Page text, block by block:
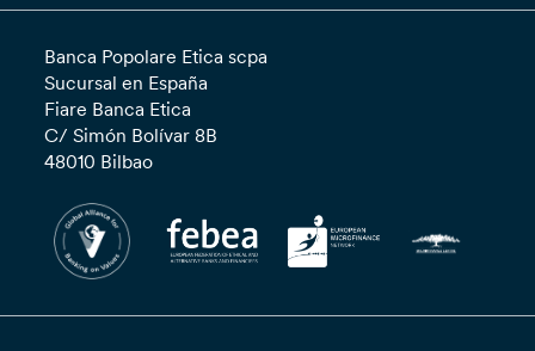
Banca Popolare Etica scpa
Sucursal en España
Fiare Banca Etica
C/ Simón Bolívar 8B
48010 Bilbao